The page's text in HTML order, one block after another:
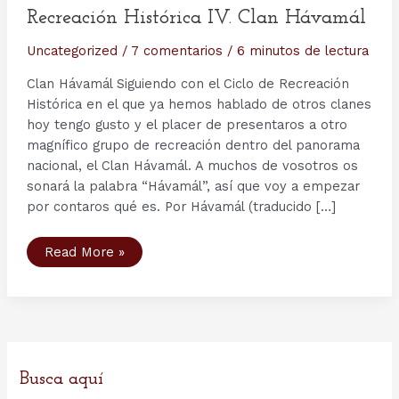
Recreación Histórica IV. Clan Hávamál
Uncategorized / 7 comentarios / 6 minutos de lectura
Clan Hávamál Siguiendo con el Ciclo de Recreación
Histórica en el que ya hemos hablado de otros clanes
hoy tengo gusto y el placer de presentaros a otro
magnífico grupo de recreación dentro del panorama
nacional, el Clan Hávamál. A muchos de vosotros os
sonará la palabra “Hávamál”, así que voy a empezar
por contaros qué es. Por Hávamál (traducido […]
Recreación
Histórica
Read More »
Busca aquí